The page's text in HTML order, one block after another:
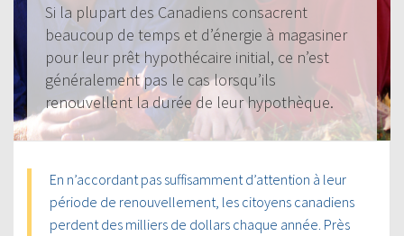
Si la plupart des Canadiens consacrent
beaucoup de temps et d’énergie à magasiner
pour leur prêt hypothécaire initial, ce n’est
généralement pas le cas lorsqu’ils
renouvellent la durée de leur hypothèque.
En n’accordant pas suffisamment d’attention à leur
période de renouvellement, les citoyens canadiens
perdent des milliers de dollars chaque année. Près